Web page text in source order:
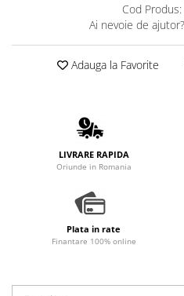
Promotii
Stabilizatoare tensiune
Portafiltre
Cod Produs:
Ai nevoie de ajutor?
Adauga la Favorite
LIVRARE RAPIDA
Oriunde in Romania
Plata in rate
Finantare 100% online